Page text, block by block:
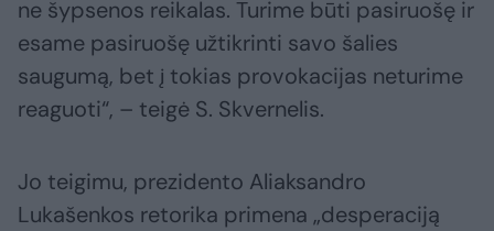
ne šypsenos reikalas. Turime būti pasiruošę ir
esame pasiruošę užtikrinti savo šalies
saugumą, bet į tokias provokacijas neturime
reaguoti“, – teigė S. Skvernelis.
Jo teigimu, prezidento Aliaksandro
Lukašenkos retorika primena „desperaciją